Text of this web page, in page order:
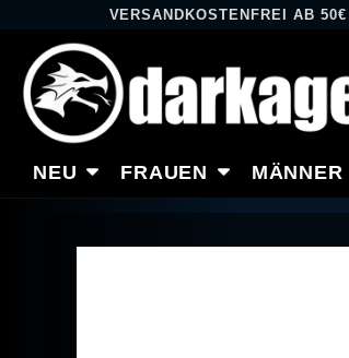
VERSANDKOSTENFREI AB 50€
NEU FRAUEN MÄNNER